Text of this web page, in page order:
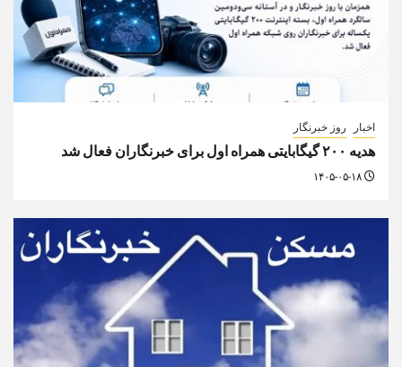
اخبار روز خبرنگار
هدیه ۲۰۰ گیگابایتی همراه اول برای خبرنگاران فعال شد